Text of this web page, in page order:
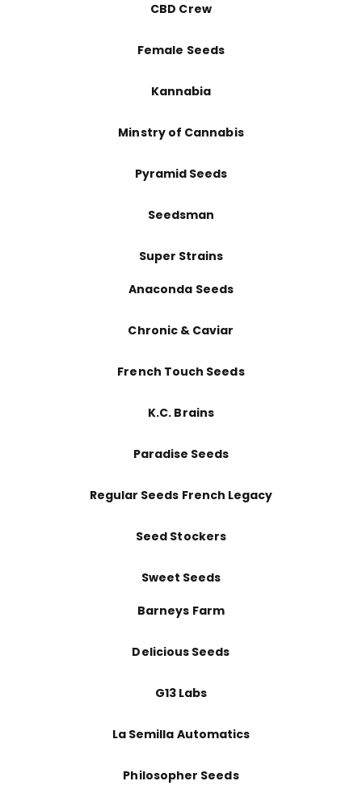
CBD Crew
Female Seeds
Kannabia
Minstry of Cannabis
Pyramid Seeds
Seedsman
Super Strains
Anaconda Seeds
Chronic & Caviar
French Touch Seeds
K.C. Brains
Paradise Seeds
Regular Seeds French Legacy
Seed Stockers
Sweet Seeds
Barneys Farm
Delicious Seeds
G13 Labs
La Semilla Automatics
Philosopher Seeds